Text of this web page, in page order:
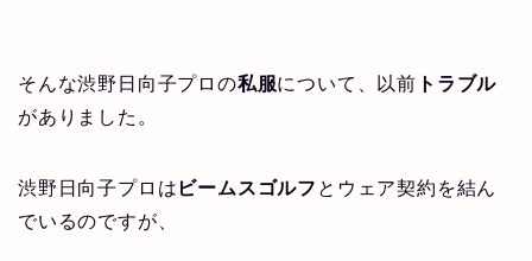
そんな渋野日向子プロの私服について、以前 トラブル
がありました。
渋野日向子プロは ビームスゴルフ とウェア契約を結ん
でいるのですが、